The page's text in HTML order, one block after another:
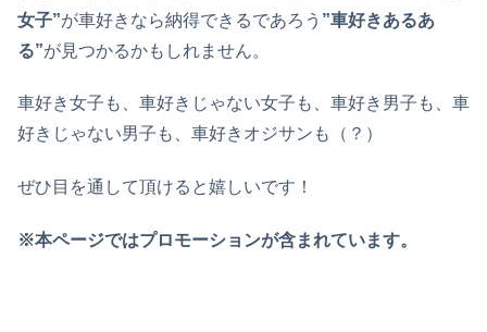
女子”が車好きなら納得できるであろう ”車好きあるあ
る”が見つかるかもしれません。
車好き女子も、車好きじゃない女子も、車好き男子も、車
好きじゃない男子も、車好きオジサンも（？）
ぜひ目を通して頂けると嬉しいです！
※本ページではプロモーションが含まれています。